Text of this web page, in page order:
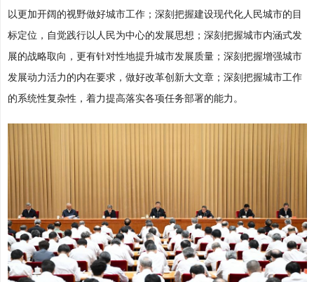
以更加开阔的视野做好城市工作；深刻把握建设现代化人民城市的目
标定位，自觉践行以人民为中心的发展思想；深刻把握城市内涵式发
展的战略取向，更有针对性地提升城市发展质量；深刻把握增强城市
发展动力活力的内在要求，做好改革创新大文章；深刻把握城市工作
的系统性复杂性，着力提高落实各项任务部署的能力。